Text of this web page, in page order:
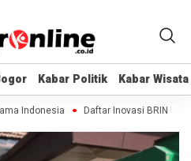
Kabar Politik Kabar Wisata
Kabar Politik Kabar Wisata
Daftar Inovasi BRIN